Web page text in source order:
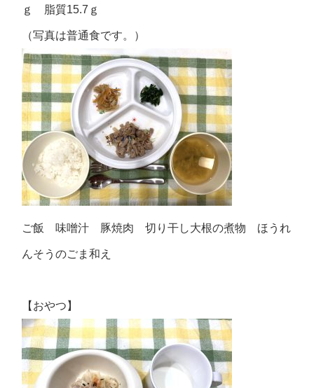
ｇ 脂質15.7ｇ
（写真は普通食です。）
ご飯 味噌汁 豚焼肉 切り干し大根の煮物 ほうれ
んそうのごま和え
【おやつ】